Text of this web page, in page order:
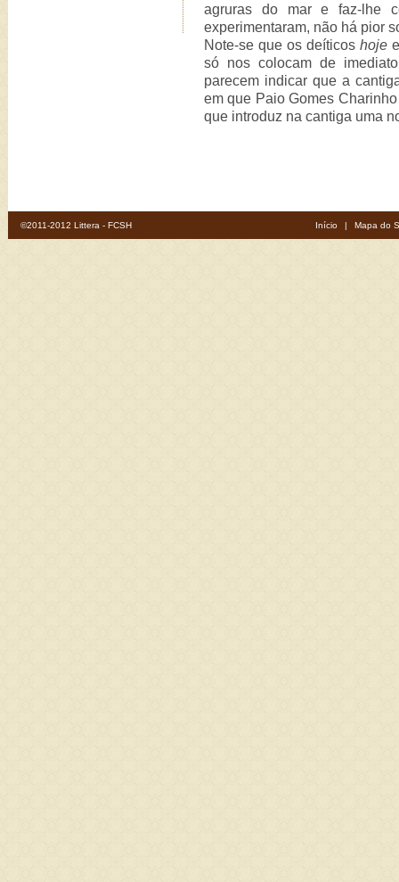
agruras do mar e faz-lhe
experimentaram, não há pior
Note-se que os deíticos hoje
só nos colocam de
parecem indicar que a
em que Paio Gomes
que introduz na cantiga uma
©2011-2012 Littera - FCSH Início | Mapa do